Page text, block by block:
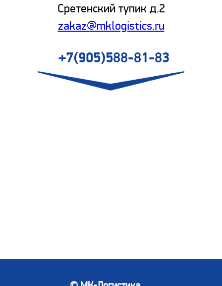
Сретенский тупик д.2
zakaz@mklogistics.ru
+7(905)588-81-83